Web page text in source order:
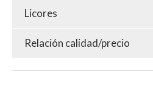
Licores
Relación calidad/precio